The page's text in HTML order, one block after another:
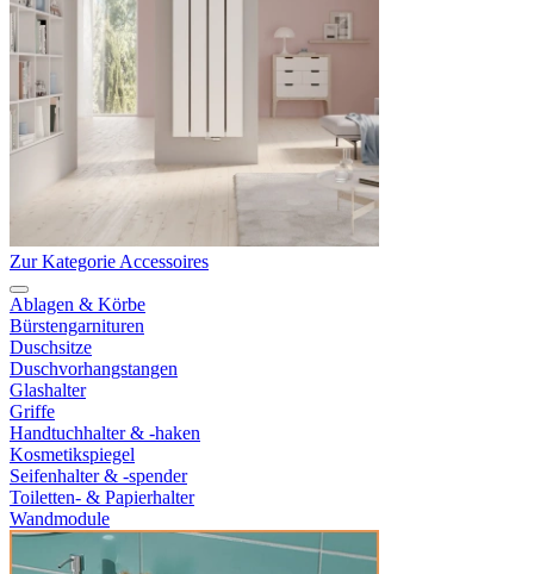
Zur Kategorie Accessoires
Ablagen & Körbe
Bürstengarnituren
Duschsitze
Duschvorhangstangen
Glashalter
Griffe
Handtuchhalter & -haken
Kosmetikspiegel
Seifenhalter & -spender
Toiletten- & Papierhalter
Wandmodule